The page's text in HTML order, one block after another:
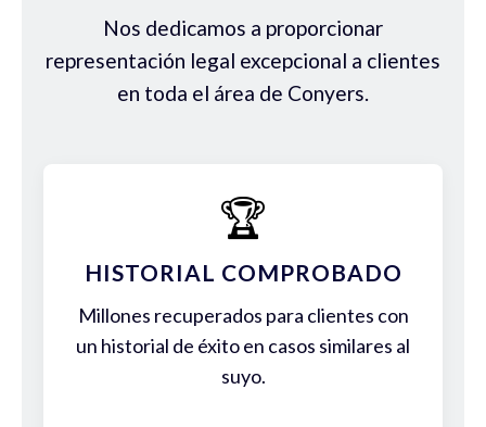
Nos dedicamos a proporcionar
representación legal excepcional a clientes
en toda el área de Conyers.
🏆
HISTORIAL COMPROBADO
Millones recuperados para clientes con
un historial de éxito en casos similares al
suyo.